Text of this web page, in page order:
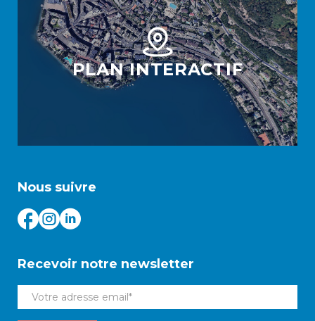
PLAN INTERACTIF
Nous suivre
Recevoir notre newsletter